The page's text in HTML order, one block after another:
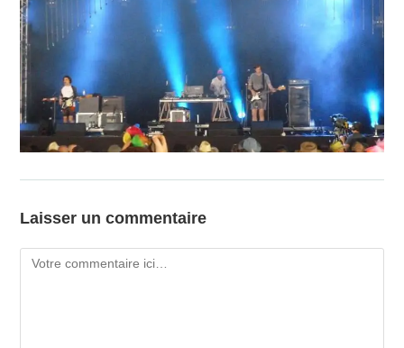
Laisser un commentaire
Comment